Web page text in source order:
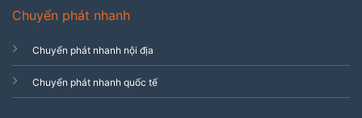
Chuyển phát nhanh
Chuyển phát nhanh nội địa
Chuyển phát nhanh quốc tế